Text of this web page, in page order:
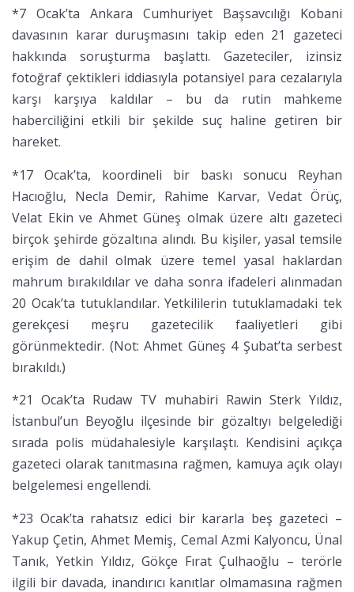
*7 Ocak’ta Ankara Cumhuriyet Başsavcılığı Kobani
davasının karar duruşmasını takip eden 21 gazeteci
hakkında soruşturma başlattı. Gazeteciler, izinsiz
fotoğraf çektikleri iddiasıyla potansiyel para cezalarıyla
karşı karşıya kaldılar – bu da rutin mahkeme
haberciliğini etkili bir şekilde suç haline getiren bir
hareket.
*17 Ocak’ta, koordineli bir baskı sonucu Reyhan
Hacıoğlu, Necla Demir, Rahime Karvar, Vedat Örüç,
Velat Ekin ve Ahmet Güneş olmak üzere altı gazeteci
birçok şehirde gözaltına alındı. Bu kişiler, yasal temsile
erişim de dahil olmak üzere temel yasal haklardan
mahrum bırakıldılar ve daha sonra ifadeleri alınmadan
20 Ocak’ta tutuklandılar. Yetkililerin tutuklamadaki tek
gerekçesi meşru gazetecilik faaliyetleri gibi
görünmektedir. (Not: Ahmet Güneş 4 Şubat’ta serbest
bırakıldı.)
*21 Ocak’ta Rudaw TV muhabiri Rawin Sterk Yıldız,
İstanbul’un Beyoğlu ilçesinde bir gözaltıyı belgelediği
sırada polis müdahalesiyle karşılaştı. Kendisini açıkça
gazeteci olarak tanıtmasına rağmen, kamuya açık olayı
belgelemesi engellendi.
*23 Ocak’ta rahatsız edici bir kararla beş gazeteci –
Yakup Çetin, Ahmet Memiş, Cemal Azmi Kalyoncu, Ünal
Tanık, Yetkin Yıldız, Gökçe Fırat Çulhaoğlu – terörle
ilgili bir davada, inandırıcı kanıtlar olmamasına rağmen